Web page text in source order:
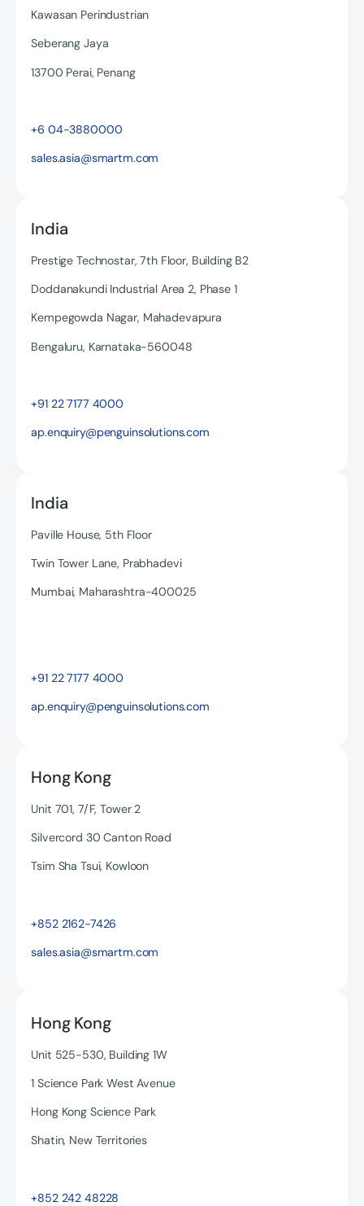
Kawasan Perindustrian
Seberang Jaya
13700 Perai, Penang
+6 04-3880000
sales.asia@smartm.com
India
Prestige Technostar, 7th Floor, Building B2
Doddanakundi Industrial Area 2, Phase 1
Kempegowda Nagar, Mahadevapura
Bengaluru, Karnataka-560048
+91 22 7177 4000
ap.enquiry@penguinsolutions.com
India
Paville House, 5th Floor
Twin Tower Lane, Prabhadevi
Mumbai, Maharashtra-400025
+91 22 7177 4000
ap.enquiry@penguinsolutions.com
Hong Kong
Unit 701, 7/F, Tower 2
Silvercord 30 Canton Road
Tsim Sha Tsui, Kowloon
+852 2162-7426
sales.asia@smartm.com
Hong Kong
Unit 525-530, Building 1W
1 Science Park West Avenue
Hong Kong Science Park
Shatin, New Territories
+852 242 48228